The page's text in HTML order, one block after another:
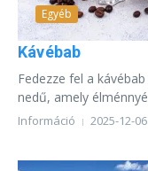
Egyéb
Kávébab
Fedezze fel a
nedű, amely
Információ 2025-12-06